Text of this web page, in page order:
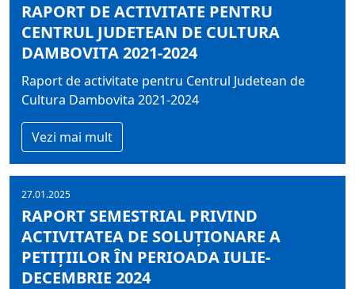
RAPORT DE ACTIVITATE PENTRU
CENTRUL JUDETEAN DE CULTURA
DAMBOVITA 2021-2024
Raport de activitate pentru Centrul Judetean de
Cultura Dambovita 2021-2024
Vezi mai mult
27.01.2025
RAPORT SEMESTRIAL PRIVIND
ACTIVITATEA DE SOLUŢIONARE A
PETIŢIILOR ÎN PERIOADA IULIE-
DECEMBRIE 2024